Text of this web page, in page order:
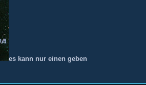
es kann nur einen geben